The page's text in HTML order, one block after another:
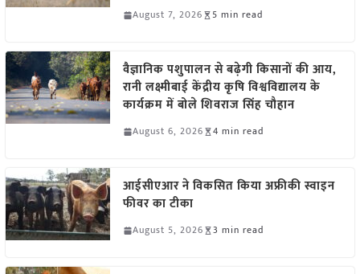
August 7, 2026 5 min read
वैज्ञानिक पशुपालन से बढ़ेगी किसानों की आय,
रानी लक्ष्मीबाई केंद्रीय कृषि विश्वविद्यालय के
कार्यक्रम में बोले शिवराज सिंह चौहान
August 6, 2026 4 min read
आईसीएआर ने विकसित किया अफ्रीकी स्वाइन
फीवर का टीका
August 5, 2026 3 min read